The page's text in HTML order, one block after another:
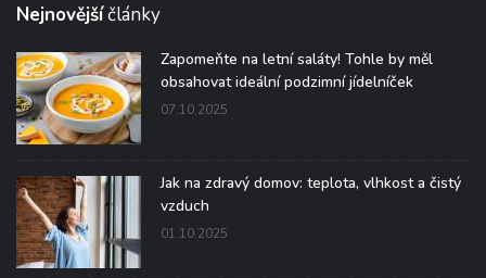
Nejnovějšíčlánky
Zapomeňte na letní saláty! Tohle by měl
obsahovat ideální podzimní jídelníček
07.10.2025
Jak na zdravý domov: teplota, vlhkost a čistý
vzduch
01.10.2025